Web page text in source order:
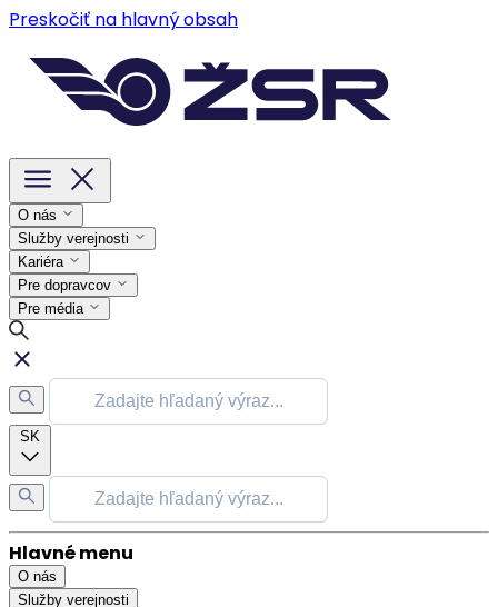
Preskočiť na hlavný obsah
O nás
Služby verejnosti
Kariéra
Pre dopravcov
Pre média
SK
Hlavné menu
O nás
Služby verejnosti